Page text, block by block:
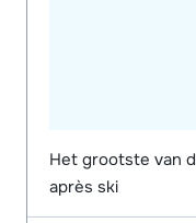
Het grootste van
après ski